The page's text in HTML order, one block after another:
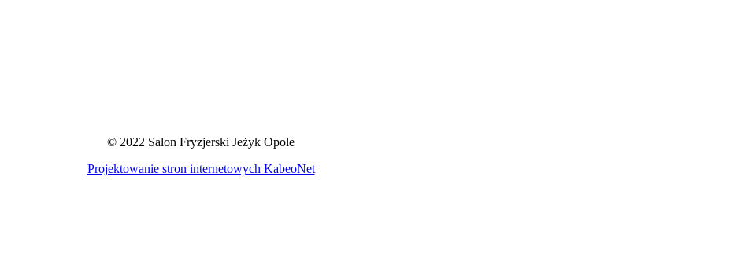
© 2022 Salon Fryzjerski Jeżyk Opole
Projektowanie stron internetowych KabeoNet